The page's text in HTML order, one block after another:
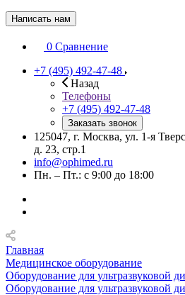
Написать нам
0 Сравнение
+7 (495) 492-47-48
Назад
Телефоны
+7 (495) 492-47-48
Заказать звонок
125047, г. Москва, ул. 1-я
д. 23, стр.1
info@ophimed.ru
Пн. – Пт.: с 9:00 до 18:00
Главная
Медицинское оборудование
Оборудование для ультразвуковой
Оборудование для ультразвуковой